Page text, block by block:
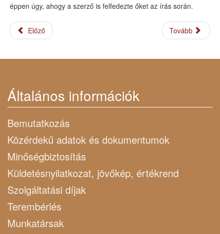
éppen úgy, ahogy a szerző is felfedezte őket az írás során.
Előző Tovább
Általános információk
Bemutatkozás
Közérdekű adatok és dokumentumok
Minőségbiztosítás
Küldetésnyilatkozat, jövőkép, értékrend
Szolgáltatási díjak
Terembérlés
Munkatársak